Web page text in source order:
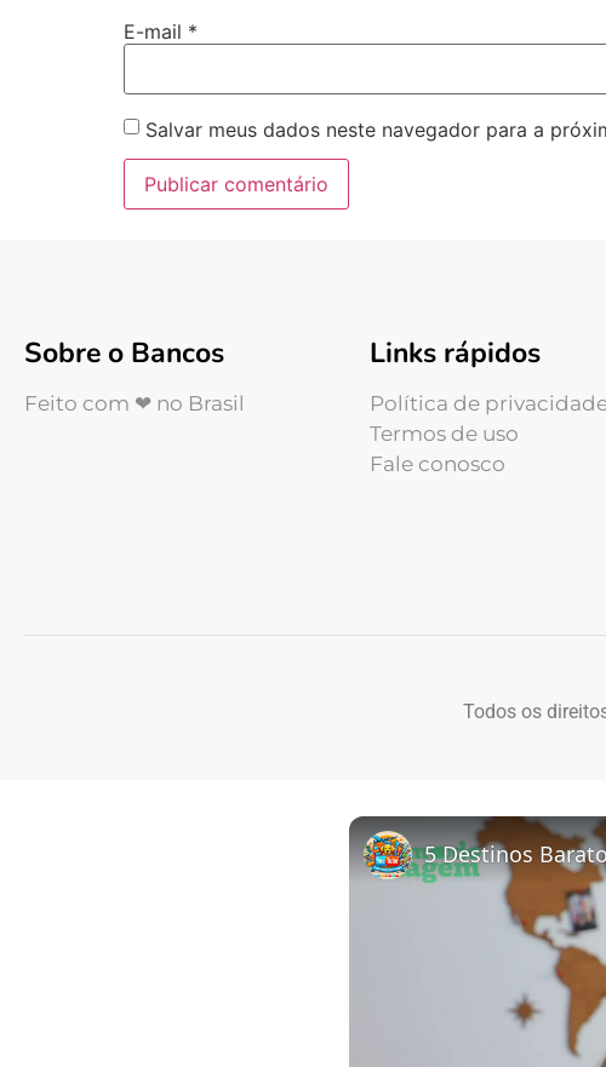
E-mail *
Salvar meus dados neste navegador para a
Sobre o Bancos
Feito com ❤ no Brasil
Links rápidos
Política de
Termos de uso
Fale conosco
Todos os